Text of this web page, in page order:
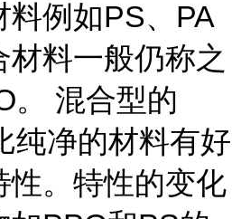
料例如PS、PA
料一般仍称之
。 混合型的
纯净的材料有好
性。特性的变化